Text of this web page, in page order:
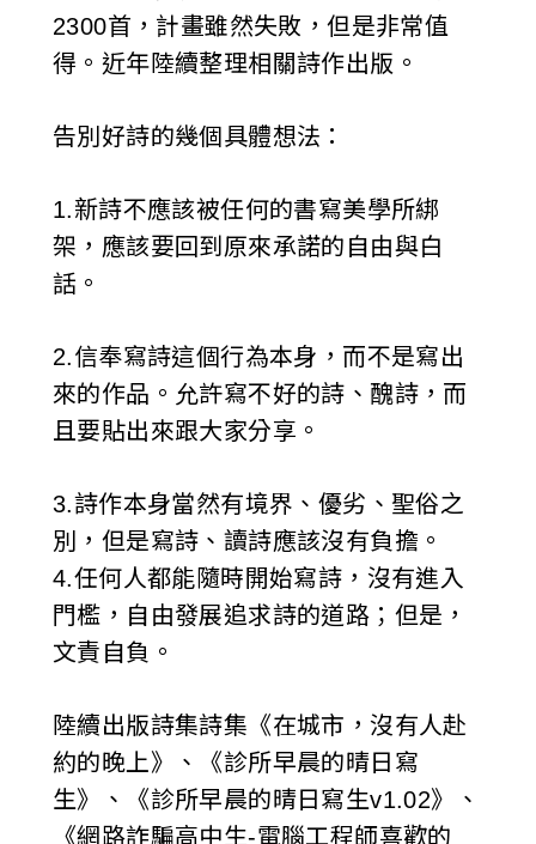
2300首，計畫雖然失敗，但是非常值
得。近年陸續整理相關詩作出版。
告別好詩的幾個具體想法：
1.新詩不應該被任何的書寫美學所綁
架，應該要回到原來承諾的自由與白
話。
2.信奉寫詩這個行為本身，而不是寫出
來的作品。允許寫不好的詩、醜詩，而
且要貼出來跟大家分享。
3.詩作本身當然有境界、優劣、聖俗之
別，但是寫詩、讀詩應該沒有負擔。
4.任何人都能隨時開始寫詩，沒有進入
門檻，自由發展追求詩的道路；但是，
文責自負。
陸續出版詩集詩集《在城市，沒有人赴
約的晚上》、《診所早晨的晴日寫
生》、《診所早晨的晴日寫生v1.02》、
《網路詐騙高中生-電腦工程師喜歡的